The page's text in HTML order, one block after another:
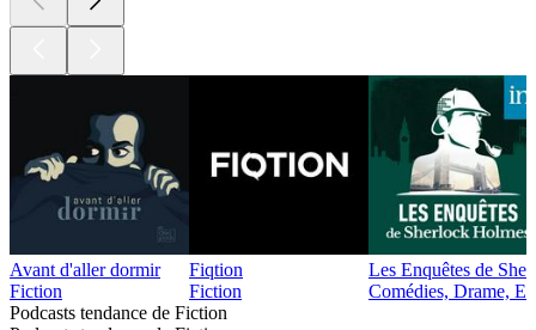
Avant d'aller dormir
Fiction
Fiqtion
Fiction
Les Enquêtes de
Comédies, Drame,
Podcasts tendance de Fiction